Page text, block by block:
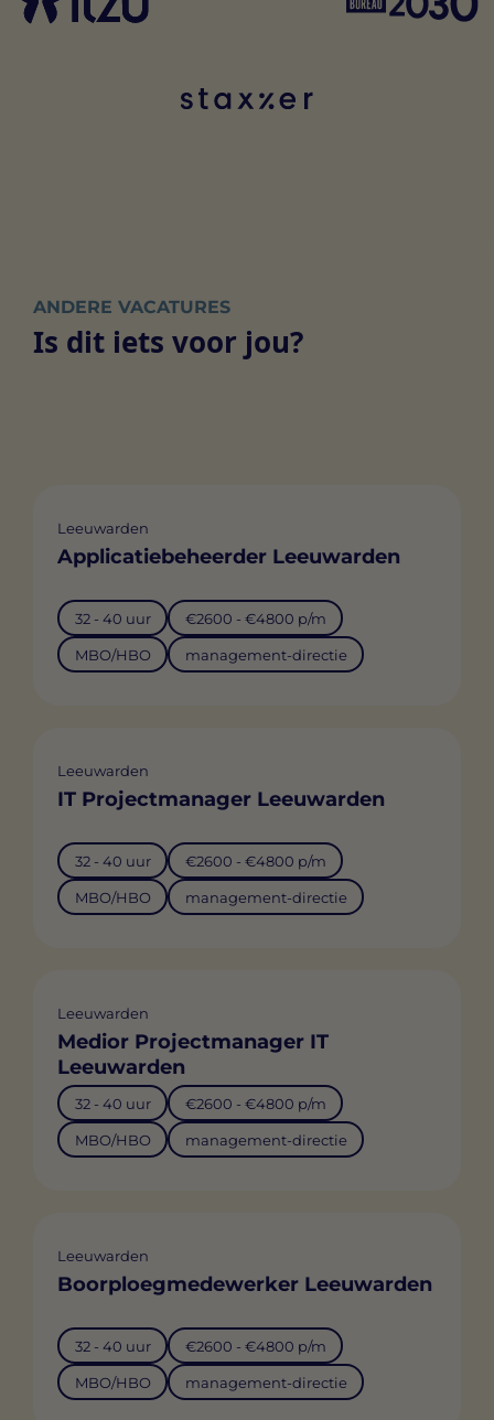
ANDERE VACATURES
Is dit iets voor jou?
Leeuwarden
Applicatiebeheerder Leeuwarden
32 - 40 uur €2600 - €4800 p/m
MBO/HBO management-directie
Leeuwarden
IT Projectmanager Leeuwarden
32 - 40 uur €2600 - €4800 p/m
MBO/HBO management-directie
Leeuwarden
Medior Projectmanager IT
Leeuwarden
32 - 40 uur €2600 - €4800 p/m
MBO/HBO management-directie
Leeuwarden
Boorploegmedewerker Leeuwarden
32 - 40 uur €2600 - €4800 p/m
MBO/HBO management-directie